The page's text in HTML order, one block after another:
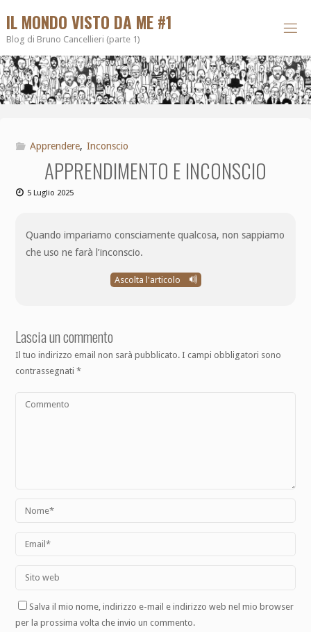
IL MONDO VISTO DA ME #1
Blog di Bruno Cancellieri (parte 1)
Apprendere, Inconscio
APPRENDIMENTO E INCONSCIO
5 Luglio 2025
Quando impariamo consciamente qualcosa, non sappiamo
che uso ne farà l’inconscio.
Ascolta l'articolo
Lascia un commento
Il tuo indirizzo email non sarà pubblicato. I campi obbligatori sono
contrassegnati*
Salva il mio nome, indirizzo e-mail e indirizzo web nel mio browser
per la prossima volta che invio un commento.